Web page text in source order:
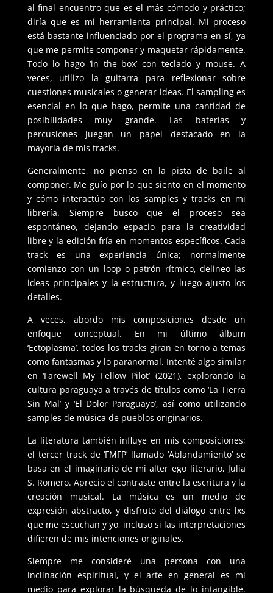
al final encuentro que es el más cómodo y práctico;
diría que es mi herramienta principal. Mi proceso
está bastante influenciado por el programa en sí, ya
que me permite componer y maquetar rápidamente.
Todo lo hago ‘in the box’ con teclado y mouse. A
veces, utilizo la guitarra para reflexionar sobre
cuestiones musicales o generar ideas. El sampling es
esencial en lo que hago, permite una cantidad de
posibilidades muy grande. Las baterías y
percusiones juegan un papel destacado en la
mayoría de mis tracks.
Generalmente, no pienso en la pista de baile al
componer. Me guío por lo que siento en el momento
y cómo interactúo con los samples y tracks en mi
librería. Siempre busco que el proceso sea
espontáneo, dejando espacio para la creatividad
libre y la edición fría en momentos específicos. Cada
track es una experiencia única; normalmente
comienzo con un loop o patrón rítmico, delineo las
ideas principales y la estructura, y luego ajusto los
detalles.
A veces, abordo mis composiciones desde un
enfoque conceptual. En mi último álbum
‘Ectoplasma’, todos los tracks giran en torno a temas
como fantasmas y lo paranormal. Intenté algo similar
en ‘Farewell My Fellow Pilot’ (2021), explorando la
cultura paraguaya a través de títulos como ‘La Tierra
Sin Mal’ y ‘El Dolor Paraguayo’, así como utilizando
samples de música de pueblos originarios.
La literatura también influye en mis composiciones;
el tercer track de ‘FMFP’ llamado ‘Ablandamiento’ se
basa en el imaginario de mi alter ego literario, Julia
S. Romero. Aprecio el contraste entre la escritura y la
creación musical. La música es un medio de
expresión abstracto, y disfruto del diálogo entre lxs
que me escuchan y yo, incluso si las interpretaciones
difieren de mis intenciones originales.
Siempre me consideré una persona con una
inclinación espiritual, y el arte en general es mi
medio para explorar la búsqueda de lo intangible.